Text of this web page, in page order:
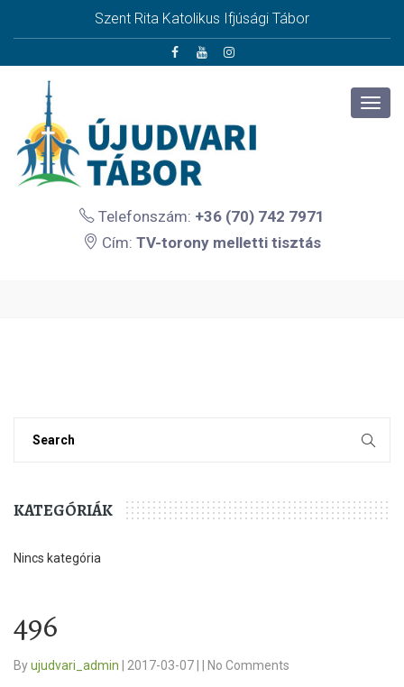
Szent Rita Katolikus Ifjúsági Tábor
Telefonszám: +36 (70) 742 7971
Cím: TV-torony melletti tisztás
KATEGÓRIÁK
Nincs kategória
496
Byujudvari_admin 2017-03-07 No Comments